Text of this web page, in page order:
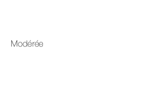
Modérée